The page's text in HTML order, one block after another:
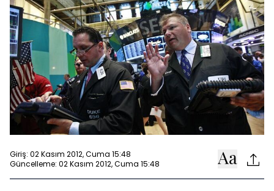
Giriş: 02 Kasım 2012, Cuma 15:48
Güncelleme: 02 Kasım 2012, Cuma 15:48